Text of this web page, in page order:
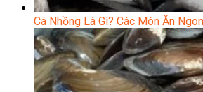
Cá Nhồng Là Gì? Các Món Ăn